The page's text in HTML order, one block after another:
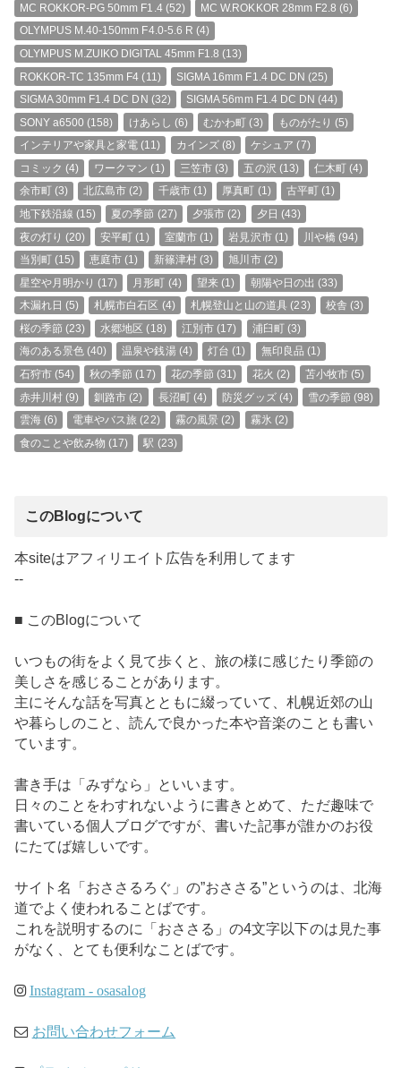
MC ROKKOR-PG 50mm F1.4(52) MC W.ROKKOR 28mm F2.8 (6)
OLYMPUS M.40-150mm F4.0-5.6 R (4)
OLYMPUS M.ZUIKO DIGITAL 45mm F1.8 (13)
ROKKOR-TC 135mm F4 (11) SIGMA 16mm F1.4 DC DN (25)
SIGMA 30mm F1.4 DC DN (32) SIGMA 56mm F1.4 DC DN (44)
SONY a6500 (158) けあらし (6) むかわ町 (3) ものがたり (5)
インテリアや家具と家電 (11) カインズ(8) ケシュア (7)
コミック (4) ワークマン (1) 三笠市 (3) 五の沢 (13) 仁木町 (4)
余市町(3) 北広島市 (2) 千歳市(1) 厚真町 (1) 古平町 (1)
地下鉄沿線 (15) 夏の季節 (27) 夕張市 (2) 夕日 (43)
夜の灯り (20) 安平町 (1) 室蘭市(1) 岩見沢市(1) 川や橋 (94)
当別町(15) 恵庭市 (1) 新篠津村(3) 旭川市(2)
星空や月明かり (17) 月形町 (4) 望来 (1) 朝陽や日の出 (33)
木漏れ日 (5) 札幌市白石区 (4) 札幌登山と山の道具 (23) 校舎 (3)
桜の季節 (23) 水郷地区 (18) 江別市 (17) 浦臼町(3)
海のある景色(40) 温泉や銭湯(4) 灯台 (1) 無印良品 (1)
石狩市(54) 秋の季節 (17) 花の季節 (31) 花火 (2) 苫小牧市 (5)
赤井川村(9) 釧路市 (2) 長沼町(4) 防災グッズ(4) 雪の季節 (98)
雲海(6) 電車やバス旅 (22) 霧の風景 (2) 霧氷 (2)
食のことや飲み物 (17) 駅 (23)
このBlogについて
本siteはアフィリエイト広告を利用してます
--
■ このBlogについて
いつもの街をよく見て歩くと、旅の様に感じたり季節の
美しさを感じることがあります。
主にそんな話を写真とともに綴っていて、札幌近郊の山
や暮らしのこと、読んで良かった本や音楽のことも書い
ています。
書き手は「みずなら」といいます。
日々のことをわすれないように書きとめて、ただ趣味で
書いている個人ブログですが、書いた記事が誰かのお役
にたてば嬉しいです。
サイト名「おささるろぐ」の”おささる”というのは、北海
道でよく使われることばです。
これを説明するのに「おささる」の4文字以下のは見た事
がなく、とても便利なことばです。
Instagram - osasalog
お問い合わせフォーム